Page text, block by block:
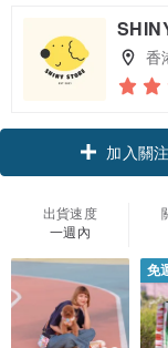
香
加入關注
出貨速度
一週內
免